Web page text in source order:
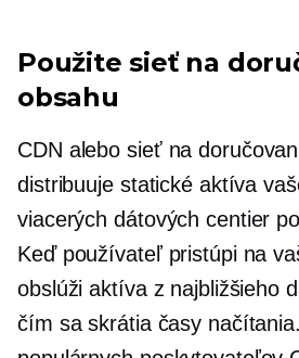
Použite sieť na
obsahu
CDN alebo sieť na
distribuuje statické aktíva
viacerých dátových centier
Keď používateľ pristúpi na
obslúži aktíva z najbližšieho
čím sa skrátia časy